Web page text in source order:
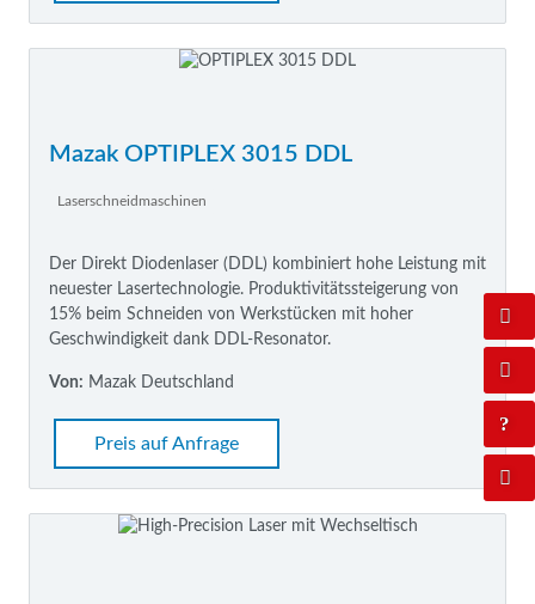
Mazak OPTIPLEX 3015 DDL
Laserschneidmaschinen
Der Direkt Diodenlaser (DDL) kombiniert hohe Leistung mit
neuester Lasertechnologie. Produktivitätssteigerung von
15% beim Schneiden von Werkstücken mit hoher
Geschwindigkeit dank DDL-Resonator.
Von: Mazak Deutschland
Preis auf Anfrage